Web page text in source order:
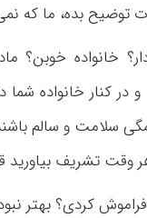
بده، ما که
خانواده خوبن؟
کنار خانواده
سلامت و سالم
وقت تشریف
فراموش کردی؟ بهتر